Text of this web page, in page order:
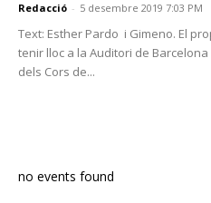
Redacció - 5 desembre 2019 7:03 PM
Text: Esther Pardo i Gimeno. El
tenir lloc a la Auditori de
dels Cors de...
no events found